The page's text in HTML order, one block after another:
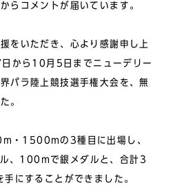
らコメントが届いています。
をいただき、心より感謝申し上
から10月5日までニューデリー
パラ陸上競技選手権大会を、無
。
・1500mの3種目に出場し、
、100mで銀メダルと、合計3
にすることができました。